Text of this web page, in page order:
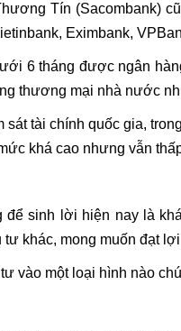
Tín (Sacombank)
Eximbank,
6 tháng được ngân
thương mại nhà nước
sát tài chính quốc gia,
khá cao nhưng vẫn
để sinh lời hiện nay là
khác, mong muốn đạt
vào một loại hình nào